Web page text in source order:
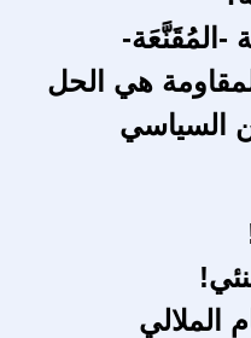
-المُقَنَّعَة-
هي الحل
السياسي
الملالي